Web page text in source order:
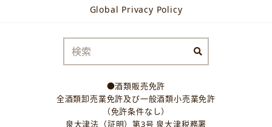
Global Privacy Policy
●酒類販売免許
全酒類卸売業免許及び一般酒類小売業免許
（免許条件なし）
泉大津法（証明）第3号 泉大津税務署